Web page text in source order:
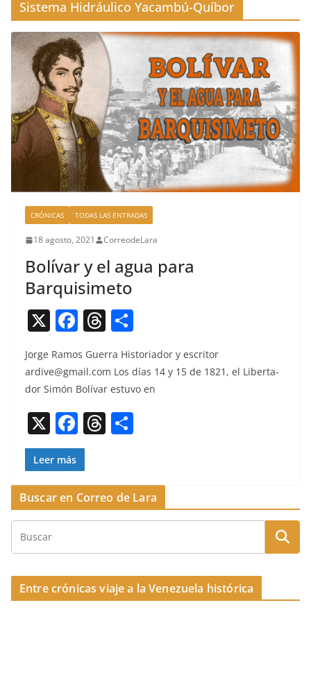
Sistema Hidráulico Yacambú-Quíbor
CRÓNICAS TODAS LAS ENTRADAS
18 agosto, 2021 CorreodeLara
Bolívar y el agua para
Barquisimeto
X F
c
e
b
o
o
k
T
re
a
d
s
m
p
Jorge Ramos Guer­ra His­to­ri­ador y escritor
ardive@gmail.com Los días 14 y 15 de 1821, el Lib­er­ta­
dor Simón Bolí­var estu­vo en
X F
a
c
e
b
o
k
T
a
d
p
ar
Leer más
Buscar en Correo de Lara
Entre crónicas viaje a la Venezuela histórica